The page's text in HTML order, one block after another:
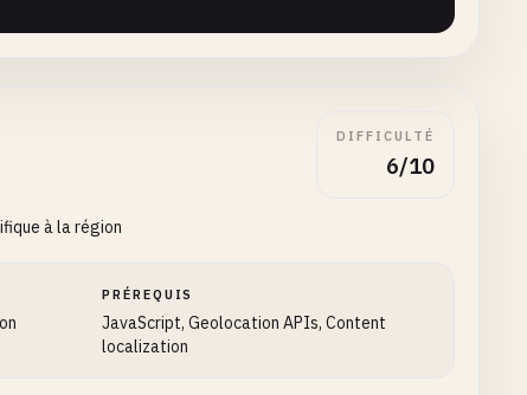
à la région
DIFFICULTÉ
6/10
PRÉREQUIS
JavaScript, Geolocation APIs, Content
localization